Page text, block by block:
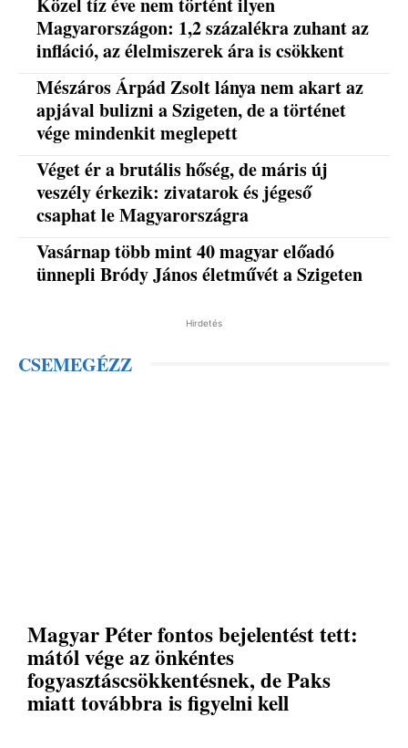
Magyarországon: 1,2 százalékra zuhant az
infláció, az élelmiszerek ára is csökkent
Mészáros Árpád Zsolt lánya nem akart az
apjával bulizni a Szigeten, de a történet
vége mindenkit meglepett
Véget ér a brutális hőség, de máris új
veszély érkezik: zivatarok és jégeső
csaphat le Magyarországra
Vasárnap több mint 40 magyar előadó
ünnepli Bródy János életművét a Szigeten
Hirdetés
CSEMEGÉZZ
Magyar Péter fontos bejelentést tett:
mától vége az önkéntes
fogyasztáscsökkentésnek, de Paks
miatt továbbra is figyelni kell